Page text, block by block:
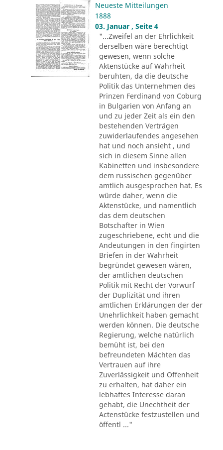
Neueste Mitteilungen
1888
03. Januar , Seite 4
"...Zweifel an der Ehrlichkeit
derselben wäre berechtigt
gewesen, wenn solche
Aktenstücke auf Wahrheit
beruhten, da die deutsche
Politik das Unternehmen des
Prinzen Ferdinand von Coburg
in Bulgarien von Anfang an
und zu jeder Zeit als ein den
bestehenden Verträgen
zuwiderlaufendes angesehen
hat und noch ansieht , und
sich in diesem Sinne allen
Kabinetten und insbesondere
dem russischen gegenüber
amtlich ausgesprochen hat. Es
würde daher, wenn die
Aktenstücke, und namentlich
das dem deutschen
Botschafter in Wien
zugeschriebene, echt und die
Andeutungen in den fingirten
Briefen in der Wahrheit
begründet gewesen wären,
der amtlichen deutschen
Politik mit Recht der Vorwurf
der Duplizität und ihren
amtlichen Erklärungen der der
Unehrlichkeit haben gemacht
werden können. Die deutsche
Regierung, welche natürlich
bemüht ist, bei den
befreundeten Mächten das
Vertrauen auf ihre
Zuverlässigkeit und Offenheit
zu erhalten, hat daher ein
lebhaftes Interesse daran
gehabt, die Unechtheit der
Actenstücke festzustellen und
öffentl ..."